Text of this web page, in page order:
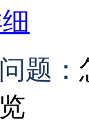
题：